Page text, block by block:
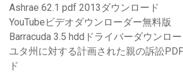
Ashrae 62.1 pdf 2013ダウンロード
YouTubeビデオダウンローダー無料版
Barracuda 3.5 hddドライバーダウンロー
ユタ州に対する計画された親の訴訟
ド